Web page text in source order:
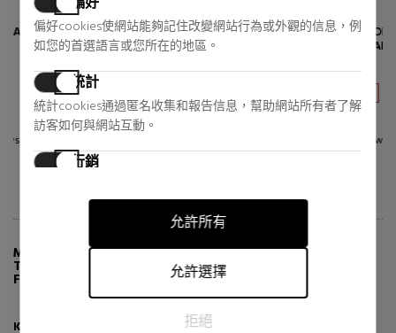
偏好cookies使網站能夠記住改變網站行為或外觀的信息，例
如您的首選語言或您所在的地區。
統計
統計cookies通過匿名收集和報告信息，幫助網站所有者了解
訪客如何與網站互動。
行銷
別用戶具有相關性和吸引力的廣告，從而對發布者和第三方
允許所有
允許選擇
拒絕
SENSAI
SILK PURIFYING MILKY SOAP
FACIAL CLEANSER
面部皮肤护理
44,11 € 38% DTO.
Regular price 70,70 €
HIGHLIGHTING CONCEALER
ILLUMINATING MAKEUP
校正器
33,51 €
MORE INFO ABOUT CELLULAR PERFORMANCE
TOTAL FINISH FOUNDATION SPF15 POWDER
FOUNDATION
Kanebo-Sensai Cellular Performance Total Finish